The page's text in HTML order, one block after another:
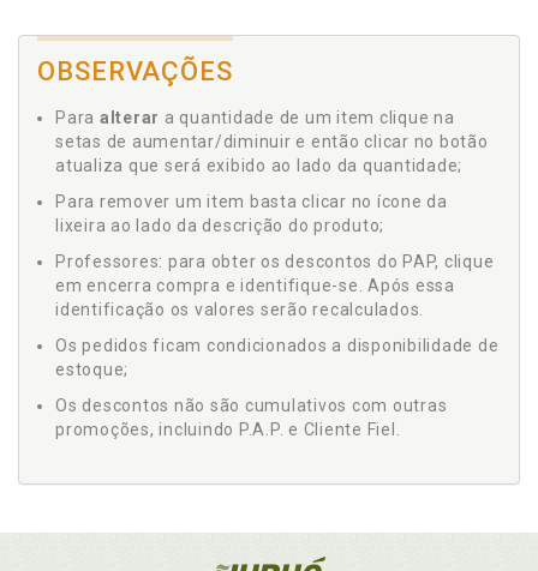
OBSERVAÇÕES
Para alterar a quantidade de um item clique na
setas de aumentar/diminuir e então clicar no botão
atualiza que será exibido ao lado da quantidade;
Para remover um item basta clicar no ícone da
lixeira ao lado da descrição do produto;
Professores: para obter os descontos do PAP, clique
em encerra compra e identifique-se. Após essa
identificação os valores serão recalculados.
Os pedidos ficam condicionados a disponibilidade de
estoque;
Os descontos não são cumulativos com outras
promoções, incluindo P.A.P. e Cliente Fiel.